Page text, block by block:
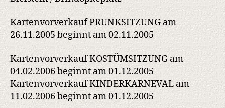
Kartenvorverkauf PRUNKSITZUNG am
26.11.2005 beginnt am 02.11.2005
Kartenvorverkauf KOSTÜMSITZUNG am
04.02.2006 beginnt am 01.12.2005
Kartenvorverkauf KINDERKARNEVAL am
11.02.2006 beginnt am 01.12.2005